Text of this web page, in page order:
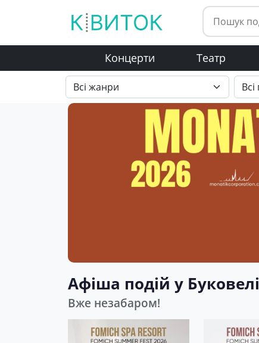
Концерти Театр
Афіша подій у Буковелі
Вже незабаром!